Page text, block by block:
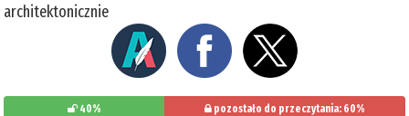
architektonicznie
40% pozostało do przeczytania: 60%